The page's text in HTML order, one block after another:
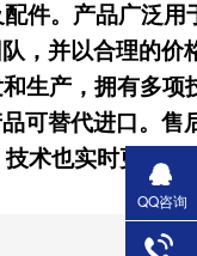
品广泛用于电子半
，并以合理的价
生产，拥有
可替代进口
，技术也实时更
QQ咨询